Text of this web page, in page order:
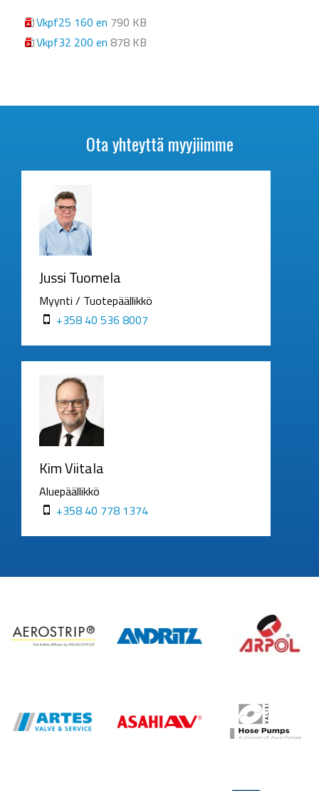
Vkpf25 160 en 790 KB
Vkpf32 200 en 878 KB
Ota yhteyttä myyjiimme
Jussi Tuomela
Myynti / Tuotepäällikkö
+358 40 536 8007
Kim Viitala
Aluepäällikkö
+358 40 778 1374